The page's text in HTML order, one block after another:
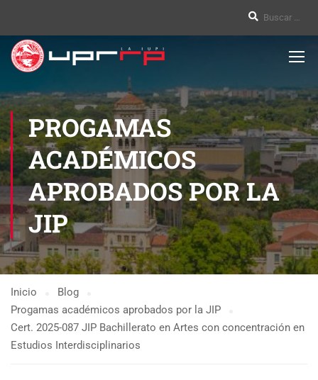
PROGAMAS
ACADÉMICOS
APROBADOS POR LA
JIP
Inicio
Blog
Progamas académicos aprobados por la JIP
Cert. 2025-087 JIP Bachillerato en Artes con concentración en
Estudios Interdisciplinarios